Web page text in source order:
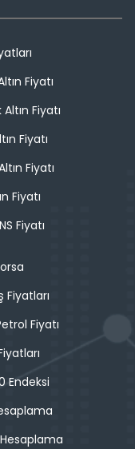
Fiyatı
Fiyatı
Fiyatı
Fiyatı
Fiyatı
Fiyatı
Fiyatları
Fiyatı
Endeksi